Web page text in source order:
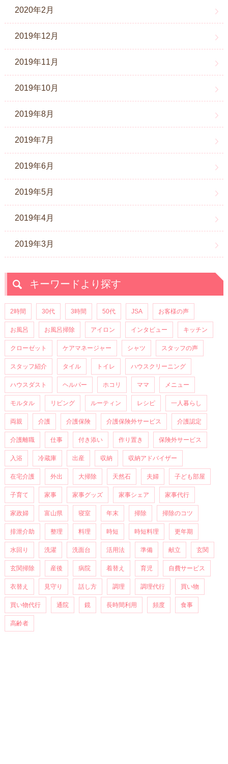
2020年2月
2019年12月
2019年11月
2019年10月
2019年8月
2019年7月
2019年6月
2019年5月
2019年4月
2019年3月
キーワードより探す
2時間 30代 3時間 50代 JSA お客様の声
お風呂 お風呂掃除 アイロン インタビュー キッチン
クローゼット ケアマネージャー シャツ スタッフの声
スタッフ紹介 タイル トイレ ハウスクリーニング
ハウスダスト ヘルパー ホコリ ママ メニュー
モルタル リビング ルーティン レシピ 一人暮らし
両親 介護 介護保険 介護保険外サービス 介護認定
介護離職 仕事 付き添い 作り置き 保険外サービス
入浴 冷蔵庫 出産 収納 収納アドバイザー
在宅介護 外出 大掃除 天然石 夫婦 子ども部屋
子育て 家事 家事グッズ 家事シェア 家事代行
家政婦 富山県 寝室 年末 掃除 掃除のコツ
排泄介助 整理 料理 時短 時短料理 更年期
水回り 洗濯 洗面台 活用法 準備 献立 玄関
玄関掃除 産後 病院 着替え 育児 自費サービス
衣替え 見守り 話し方 調理 調理代行 買い物
買い物代行 通院 鏡 長時間利用 頻度 食事
高齢者